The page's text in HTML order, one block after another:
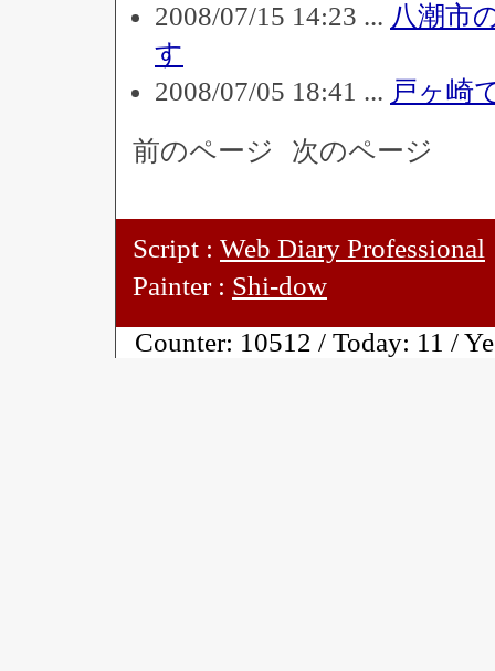
2008/07/15 14:23 ... 八潮市
す
2008/07/05 18:41 ... 戸ヶ崎
前のページ
次のページ
Script : Web Diary Professional
Painter : Shi-dow
Counter: 10512 / Today: 11 /